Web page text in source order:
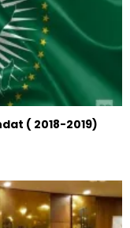
( 2018-2019)